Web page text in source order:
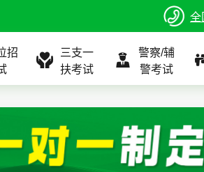
全
课程
招
事业单位课程
三支一
扶考试
全国 三支一扶课程
警察/辅
警考试
考试公告 全国
公告 全国 教
考试公告 全国